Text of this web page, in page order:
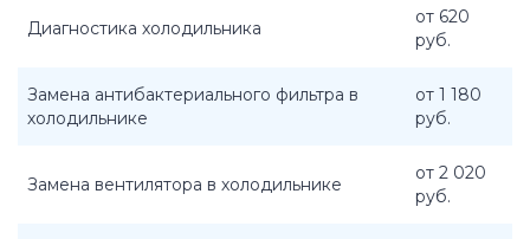
Диагностика холодильника
от 620
руб.
Замена антибактериального фильтра в
холодильнике
от 1 180
руб.
Замена вентилятора в холодильнике
от 2 020
руб.